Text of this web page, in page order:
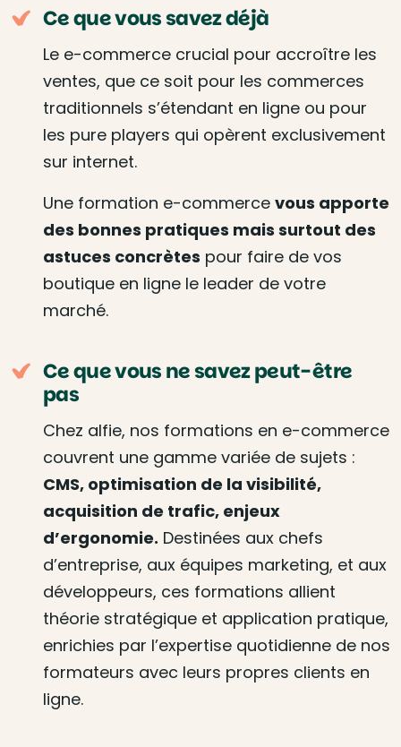
Ce que vous savez déjà
Le e-commerce crucial pour accroître les
ventes, que ce soit pour les commerces
traditionnels s’étendant en ligne ou pour
les pure players qui opèrent exclusivement
sur internet.
Une formation e-commerce vous apporte
des bonnes pratiques mais surtout des
astuces concrètes pour faire de vos
boutique en ligne le leader de votre
marché.
Ce que vous ne savez peut-être
pas
Chez alfie, nos formations en e-commerce
couvrent une gamme variée de sujets :
CMS, optimisation de la visibilité,
acquisition de trafic, enjeux
d’ergonomie. Destinées aux chefs
d’entreprise, aux équipes marketing, et aux
développeurs, ces formations allient
théorie stratégique et application pratique,
enrichies par l’expertise quotidienne de nos
formateurs avec leurs propres clients en
ligne.